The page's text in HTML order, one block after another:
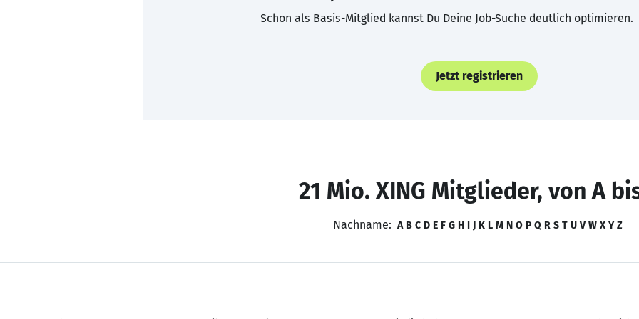
Schon als Basis-Mitglied kannst Du Deine Job-Suche deutlich optimieren.
Jetzt registrieren
21 Mio. XING Mitglieder, von A
Nachname: A B C D E F G H I J K L M N O P Q R S T U V W X Y Z